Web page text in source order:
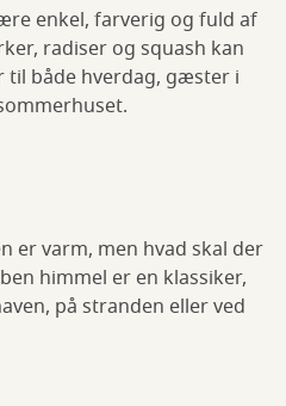
enkel, farverig og fuld af
radiser og squash kan
både hverdag, gæster i
er varm, men hvad skal der
himmel er en klassiker,
på stranden eller ved